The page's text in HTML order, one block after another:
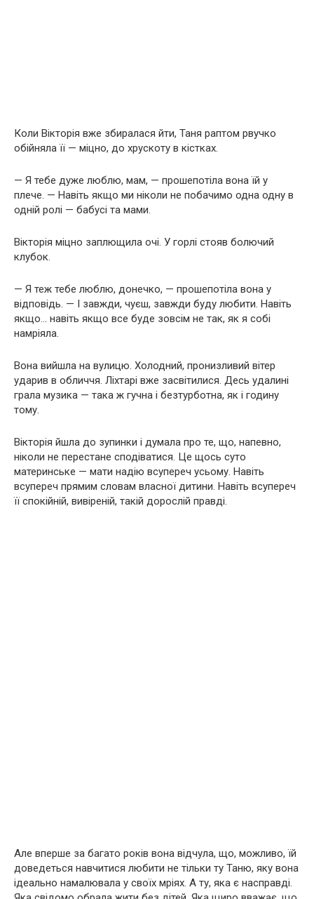
Коли Вікторія вже збиралася йти, Таня раптом рвучко
обійняла її — міцно, до хрускоту в кістках.
— Я тебе дуже люблю, мам, — прошепотіла вона їй у
плече. — Навіть якщо ми ніколи не побачимо одна одну в
одній ролі — бабусі та мами.
Вікторія міцно заплющила очі. У горлі стояв болючий
клубок.
— Я теж тебе люблю, донечко, — прошепотіла вона у
відповідь. — І завжди, чуєш, завжди буду любити. Навіть
якщо… навіть якщо все буде зовсім не так, як я собі
намріяла.
Вона вийшла на вулицю. Холодний, пронизливий вітер
ударив в обличчя. Ліхтарі вже засвітилися. Десь удалині
грала музика — така ж гучна і безтурботна, як і годину
тому.
Вікторія йшла до зупинки і думала про те, що, напевно,
ніколи не перестане сподіватися. Це щось суто
материнське — мати надію всупереч усьому. Навіть
всупереч прямим словам власної дитини. Навіть всупереч
її спокійній, вивіреній, такій дорослій правді.
Але вперше за багато років вона відчула, що, можливо, їй
доведеться навчитися любити не тільки ту Таню, яку вона
ідеально намалювала у своїх мріях. А ту, яка є насправді.